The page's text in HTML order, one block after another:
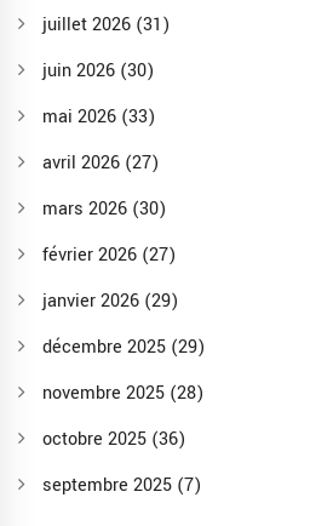
juillet 2026 (31)
juin 2026 (30)
mai 2026 (33)
avril 2026 (27)
mars 2026 (30)
février 2026 (27)
janvier 2026 (29)
décembre 2025 (29)
novembre 2025 (28)
octobre 2025 (36)
septembre 2025 (7)